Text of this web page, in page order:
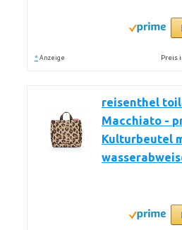
* Anzeige Preis
reisenthel
Macchiato -
Kulturbeutel